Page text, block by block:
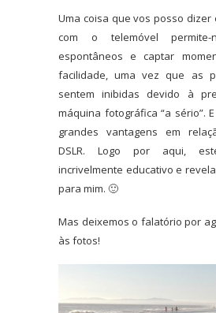
Uma coisa que vos posso
com o telemóvel
espontâneos e captar
facilidade, uma vez que as
sentem inibidas devido à
máquina fotográfica “a sério”.
grandes vantagens em
DSLR. Logo por aqui,
incrivelmente educativo e
para mim. 🙂
Mas deixemos o falatório por
às fotos!